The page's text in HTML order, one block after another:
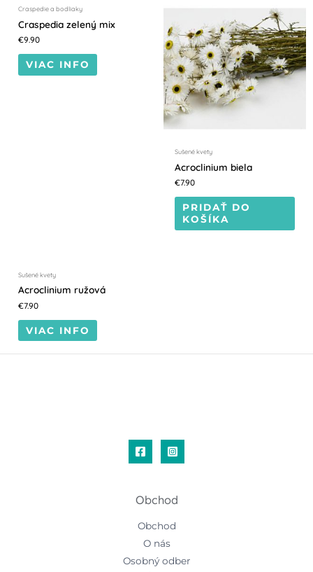
Craspedie a bodliaky
Craspedia zelený mix
€9.90
VIAC INFO
Sušené kvety
Acroclinium biela
€7.90
PRIDAŤ DO
KOŠÍKA
Sušené kvety
Acroclinium ružová
€7.90
VIAC INFO
Obchod
Obchod
O nás
Osobný odber